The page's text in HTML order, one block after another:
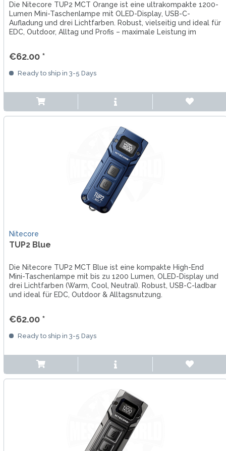
Die Nitecore TUP2 MCT Orange ist eine ultrakompakte 1200-
Lumen Mini-Taschenlampe mit OLED-Display, USB-C-
Aufladung und drei Lichtfarben. Robust, vielseitig und ideal für
EDC, Outdoor, Alltag und Profis – maximale Leistung im
€62.00 *
Ready to ship in 3-5 Days
Nitecore
TUP2 Blue
Die Nitecore TUP2 MCT Blue ist eine kompakte High-End
Mini-Taschenlampe mit bis zu 1200 Lumen, OLED-Display und
drei Lichtfarben (Warm, Cool, Neutral). Robust, USB-C-ladbar
und ideal für EDC, Outdoor & Alltagsnutzung.
€62.00 *
Ready to ship in 3-5 Days